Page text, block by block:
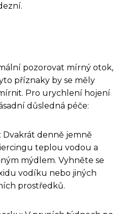
pozorovat mírný otok,
příznaky by se měly
Pro urychlení hojení
důsledná péče:
Dvakrát denně jemně
teplou vodou a
mýdlem. Vyhněte se
vodíku nebo jiných
prostředků.